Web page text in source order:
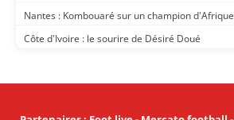
Nantes : Kombouaré sur un champion d'Afrique
Côte d'Ivoire : le sourire de Désiré Doué